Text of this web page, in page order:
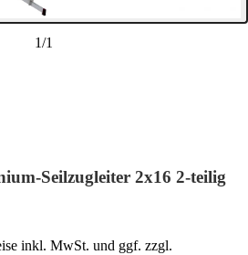
1/1
Seilzugleiter 2x16 2-teilig
inkl. MwSt. und ggf. zzgl.